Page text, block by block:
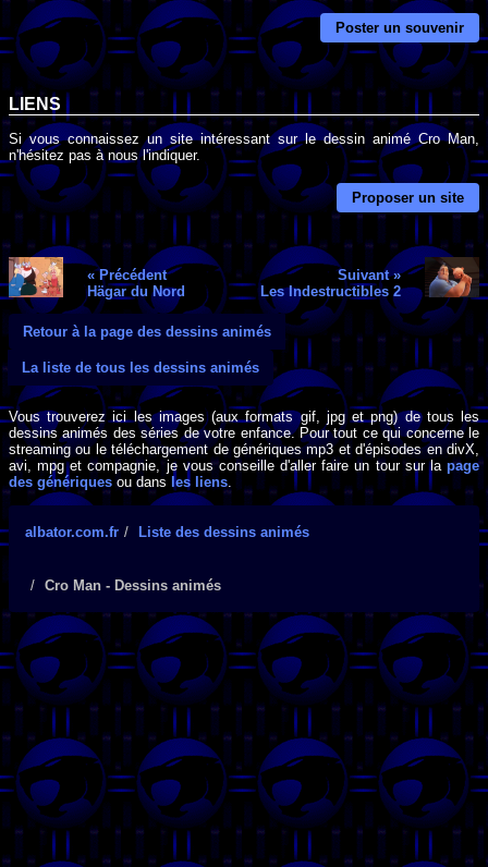
Poster un souvenir
LIENS
Si vous connaissez un site intéressant sur le dessin animé Cro Man,
n'hésitez pas à nous l'indiquer.
Proposer un site
« Précédent
Hägar du Nord
Suivant »
Les Indestructibles 2
Retour à la page des dessins animés
La liste de tous les dessins animés
Vous trouverez ici les images (aux formats gif, jpg et png) de tous les
dessins animés des séries de votre enfance. Pour tout ce qui concerne le
streaming ou le téléchargement de génériques mp3 et d'épisodes en divX,
avi, mpg et compagnie, je vous conseille d'aller faire un tour sur la page
des génériques ou dans les liens.
albator.com.fr Liste des dessins animés
Cro Man - Dessins animés